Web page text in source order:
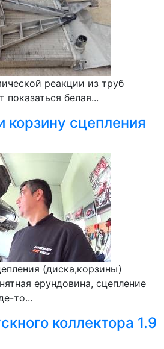
реакции из труб
белая...
корзину сцепления
(диска,корзины)
ерундовина, сцепление
то...
коллектора 1.9